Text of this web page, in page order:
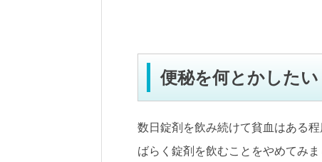
便秘を何とかしたい
数日錠剤を飲み続けて貧血はある
ばらく錠剤を飲むことをやめてみま